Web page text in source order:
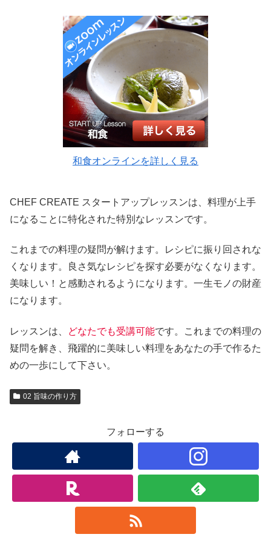
和食オンラインを詳しく見る
CHEF CREATE スタートアップレッスンは、料理が上手
になることに特化された特別なレッスンです。
これまでの料理の疑問が解けます。レシピに振り回されな
くなります。良さ気なレシピを探す必要がなくなります。
美味しい！と感動されるようになります。一生モノの財産
になります。
レッスンは、 どなたでも受講可能です。これまでの料理の
疑問を解き、飛躍的に美味しい料理をあなたの手で作るた
めの一歩にして下さい。
02 旨味の作り方
フォローする